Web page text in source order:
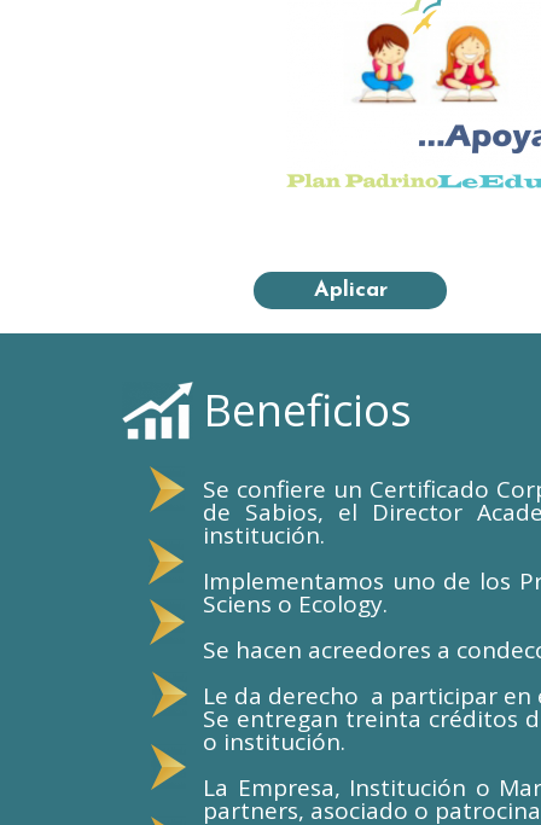
Aplicar
Se confiere un Certificado
de Sabios, el Director
institución.
Implementamos uno de los
Sciens o Ecology.
Se hacen acreedores a
Le da derecho a participar
Se entregan treinta créditos
o institución.
La Empresa, Institución o
partners, asociado o
Beneficios